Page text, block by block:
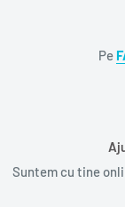
Pe
Suntem cu tine